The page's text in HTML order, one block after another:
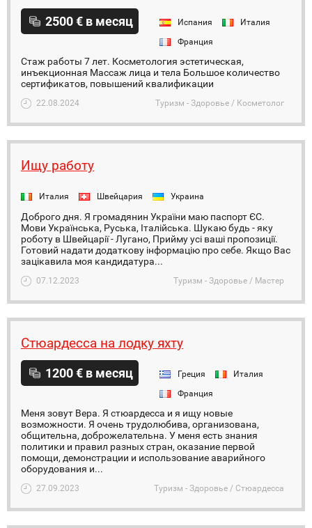
2500 € в месяц Испания
Италия
Франция
Стаж работы 7 лет. Косметология эстетическая,
инъекционная Массаж лица и тела Большое количество
сертификатов, повышений квалификации
22.08.2024 Туризм - Здоровье / Косметолог
Ищу работу
Италия Швейцария Украина
Доброго дня. Я громадянин України маю паспорт ЄС.
Мови Українська, Руська, Італійська. Шукаю будь - яку
роботу в Швейцарії - Лугано, Прийму усі ваші пропозиції.
Готовий надати додаткову інформацію про себе. Якщо Вас
зацікавила моя кандидатура...
07.12.2023 Туризм - Здоровье / Мастер
Стюардесса на лодку яхту
1200 € в месяц Греция
Италия
Франция
Меня зовут Вера. Я стюардесса и я ищу новые
возможности. Я очень трудолюбива, организована,
общительна, доброжелательна. У меня есть знания
политики и правил разных стран, оказание первой
помощи, демонстрации и использование аварийного
оборудования и...
27.09.2023 Туризм - Здоровье / Стюардесса